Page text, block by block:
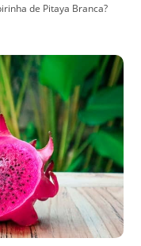
de Pitaya Branca?